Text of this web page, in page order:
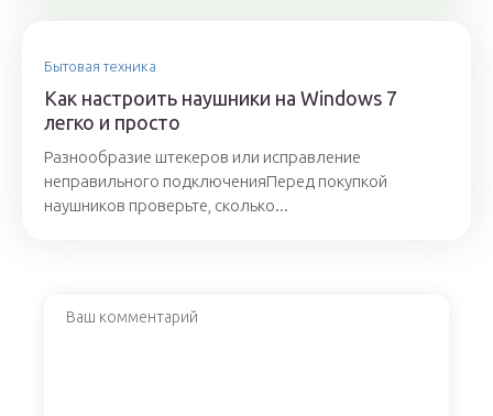
Бытовая техника
Как настроить наушники на Windows 7
легко и просто
Разнообразие штекеров или исправление
неправильного подключенияПеред покупкой
наушников проверьте, сколько...